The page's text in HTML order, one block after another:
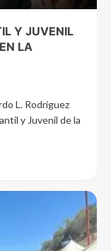
Y JUVENIL
LA
L. Rodríguez
y Juvenil de la